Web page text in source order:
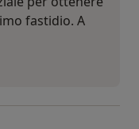
fastidio. A